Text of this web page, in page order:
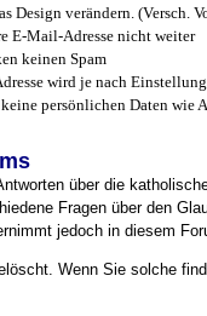
Design verändern. (Versch.
E-Mail-Adresse nicht weiter
keinen Spam
wird je nach
persönlichen Daten wie
über die
Fragen über den
jedoch in diesem
Wenn Sie solche